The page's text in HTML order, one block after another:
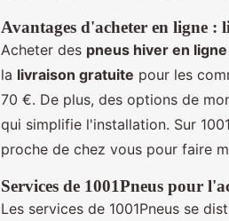
Avantages d'acheter en ligne :
Acheter des pneus hiver en ligne
la livraison gratuite pour les
70 €. De plus, des options de
qui simplifie l'installation. Sur
proche de chez vous pour faire
Services de 1001Pneus pour
Les services de 1001Pneus se